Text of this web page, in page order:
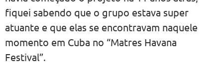
fiquei sabendo que o grupo estava super
atuante e que elas se encontravam naquele
momento em Cuba no “Matres Havana
Festival”.